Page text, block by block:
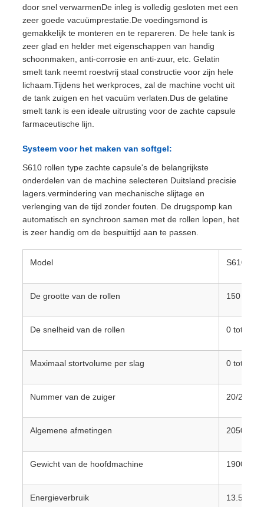
door snel verwarmenDe inleg is volledig gesloten met een
zeer goede vacuümprestatie.De voedingsmond is
gemakkelijk te monteren en te repareren. De hele tank is
zeer glad en helder met eigenschappen van handig
schoonmaken, anti-corrosie en anti-zuur, etc. Gelatin
smelt tank neemt roestvrij staal constructie voor zijn hele
lichaam.Tijdens het werkproces, zal de machine vocht uit
de tank zuigen en het vacuüm verlaten.Dus de gelatine
smelt tank is een ideale uitrusting voor de zachte capsule
farmaceutische lijn.
Systeem voor het maken van softgel:
S610 rollen type zachte capsule's de belangrijkste
onderdelen van de machine selecteren Duitsland precisie
lagers.vermindering van mechanische slijtage en
verlenging van de tijd zonder fouten. De drugspomp kan
automatisch en synchroon samen met de rollen lopen, het
is zeer handig om de bespuittijd aan te passen.
Model S610
De grootte van de rollen 150 ×
De snelheid van de rollen 0 tot 5
Maximaal stortvolume per slag 0 tot 2 ml
Nummer van de zuiger 20/24
Algemene afmetingen
Gewicht van de hoofdmachine 1900 kg
Energieverbruik 13.5 kW